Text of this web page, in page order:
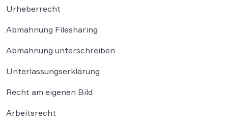
Urheberrecht
Abmahnung Filesharing
Abmahnung unterschreiben
Unterlassungserklärung
Recht am eigenen Bild
Arbeitsrecht